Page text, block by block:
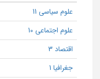
علوم سیاسی 11
علوم اجتماعی 10
اقتصاد 3
جغرافیا 1